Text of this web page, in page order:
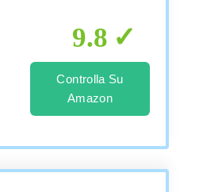
9.8
Controlla Su
Amazon